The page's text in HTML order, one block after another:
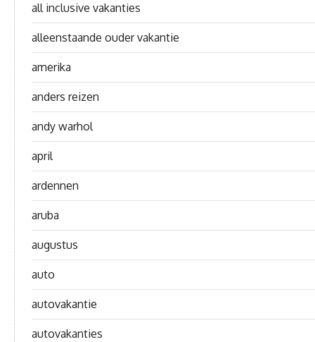
all inclusive vakanties
alleenstaande ouder vakantie
amerika
anders reizen
andy warhol
april
ardennen
aruba
augustus
auto
autovakantie
autovakanties